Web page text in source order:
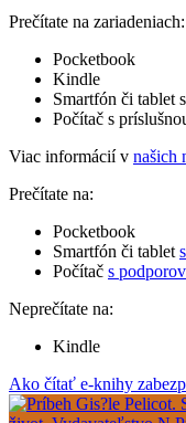
Prečítate na zariadeniach:
Pocketbook
Kindle
Smartfón či tablet
Počítač s
Viac informácií v našich
Prečítate na:
Pocketbook
Smartfón či tablet
Počítač s
Neprečítate na:
Kindle
Ako čítať e-knihy